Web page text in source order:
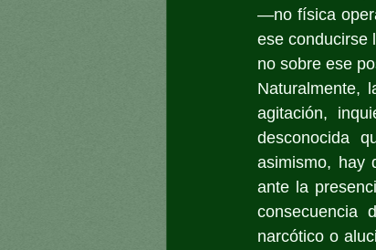
—no física
ese conducirse
no sobre ese
Naturalmente,
agitación,
desconocida
asimismo, hay
ante la
consecuencia
narcótico o